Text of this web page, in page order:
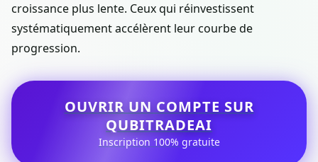
croissance plus lente. Ceux qui réinvestissent
systématiquement accélèrent leur courbe de
progression.
OUVRIR UN COMPTE SUR
QUBITRADEAI
Inscription 100% gratuite